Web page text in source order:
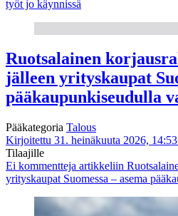
työt jo käynnissä
Ruotsalainen
jälleen yrityskaupat
pääkaupunkiseudulla
Pääkategoria Talous
Kirjoitettu 31. heinäkuuta 2026, 14:53
Tilaajille
Ei kommentteja artikkeliin
yrityskaupat Suomessa – asema